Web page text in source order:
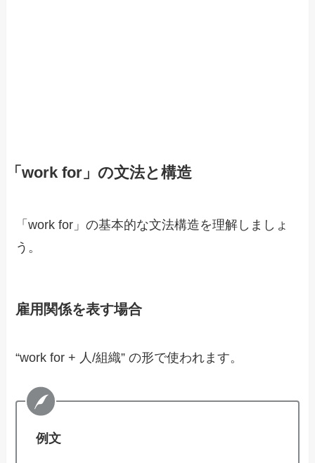
「work for」の文法と構造
「work for」の基本的な文法構造を理解しましょ
う。
雇用関係を表す場合
“work for + 人/組織” の形で使われます。
例文